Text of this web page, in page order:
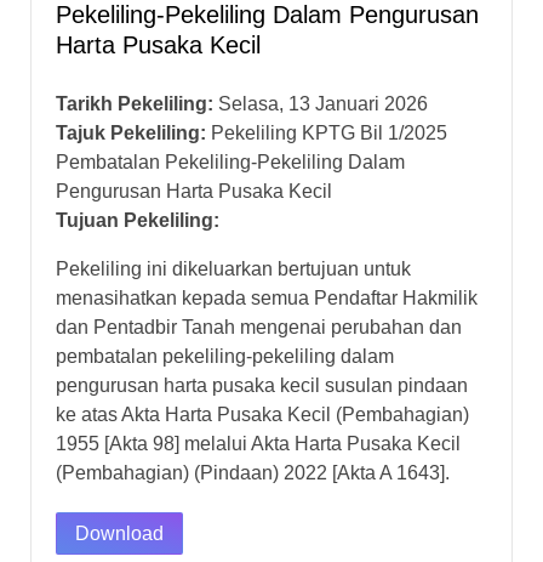
Pekeliling-Pekeliling Dalam Pengurusan
Harta Pusaka Kecil
Tarikh Pekeliling: Selasa, 13 Januari 2026
Tajuk Pekeliling: Pekeliling KPTG Bil 1/2025
Pembatalan Pekeliling-Pekeliling Dalam
Pengurusan Harta Pusaka Kecil
Tujuan Pekeliling:
Pekeliling ini dikeluarkan bertujuan untuk
menasihatkan kepada semua Pendaftar Hakmilik
dan Pentadbir Tanah mengenai perubahan dan
pembatalan pekeliling-pekeliling dalam
pengurusan harta pusaka kecil susulan pindaan
ke atas Akta Harta Pusaka Kecil (Pembahagian)
1955 [Akta 98] melalui Akta Harta Pusaka Kecil
(Pembahagian) (Pindaan) 2022 [Akta A 1643].
Download